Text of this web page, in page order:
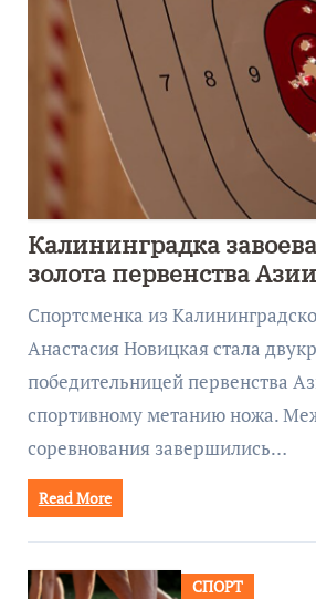
Калининградка
золота первенства
метанию ножа
Спортсменка из
Анастасия Новицкая стала
победительницей первенства
спортивному метанию ножа.
соревнования завершились…
Read More
СПОРТ